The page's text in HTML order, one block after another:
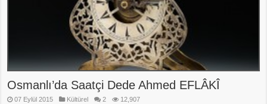
Osmanlı’da Saatçi Dede Ahmed EFLÂKÎ
07 Eylül 2015 Kültürel 2 12,907